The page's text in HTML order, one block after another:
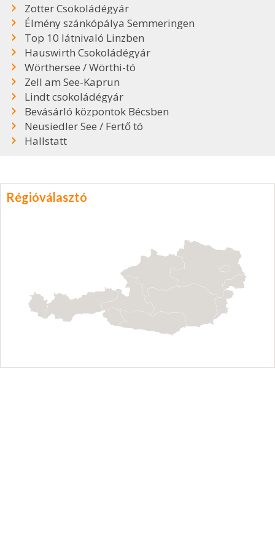
Zotter Csokoládégyár
Élmény szánkópálya Semmeringen
Top 10 látnivaló Linzben
Hauswirth Csokoládégyár
Wörthersee / Wörthi-tó
Zell am See-Kaprun
Lindt csokoládégyár
Bevásárló központok Bécsben
Neusiedler See / Fertő tó
Hallstatt
Régióválasztó